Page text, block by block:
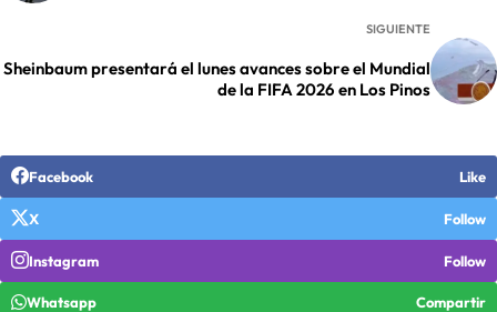
SIGUIENTE
Sheinbaum presentará el lunes avances sobre el Mundial
de la FIFA 2026 en Los Pinos
Facebook Like
X Follow
Instagram Follow
Whatsapp Compartir